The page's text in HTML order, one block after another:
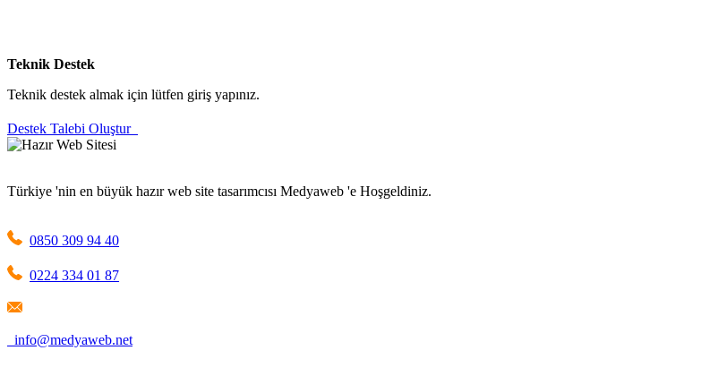
Teknik Destek
Teknik destek almak için lütfen giriş yapınız.
Destek Talebi Oluştur
Türkiye 'nin en büyük hazır web site tasarımcısı Medyaweb 'e Hoşgeldiniz.
0850 309 94 40
0224 334 01 87
info@medyaweb.net